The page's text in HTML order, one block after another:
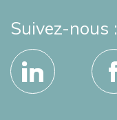
Suivez-nous :